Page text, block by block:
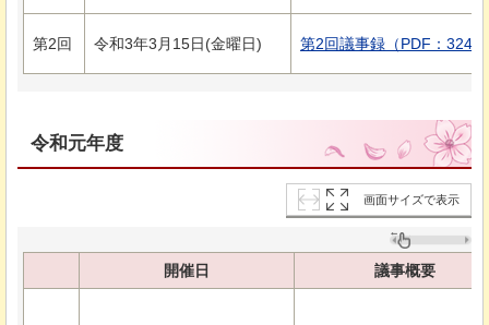
第2回 令和3年3月15日(金曜日) 第2回議事録（PDF：
令和元年度
画面サイズで表示
開催日 議事概要